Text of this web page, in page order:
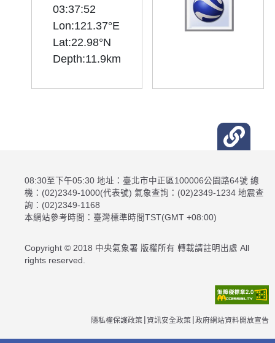
03:37:52
Lon:121.37°E
Lat:22.98°N
08:30至下午05:30 地址：臺北市中正區100006公園路64號 總
機：(02)2349-1000(代表號) 氣象查詢：(02)2349-1234 地震查
詢：(02)2349-1168
本網站參考時間：臺灣標準時間TST(GMT +08:00)
Copyright © 2018 中央氣象署 版權所有 轉載請註明出處 All
rights reserved.
隱私權保護政策 資訊安全政策 政府網站資料開放宣告